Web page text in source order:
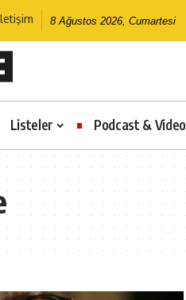
8 Ağustos 2026, Cumartesi
Listeler Podcast & Video